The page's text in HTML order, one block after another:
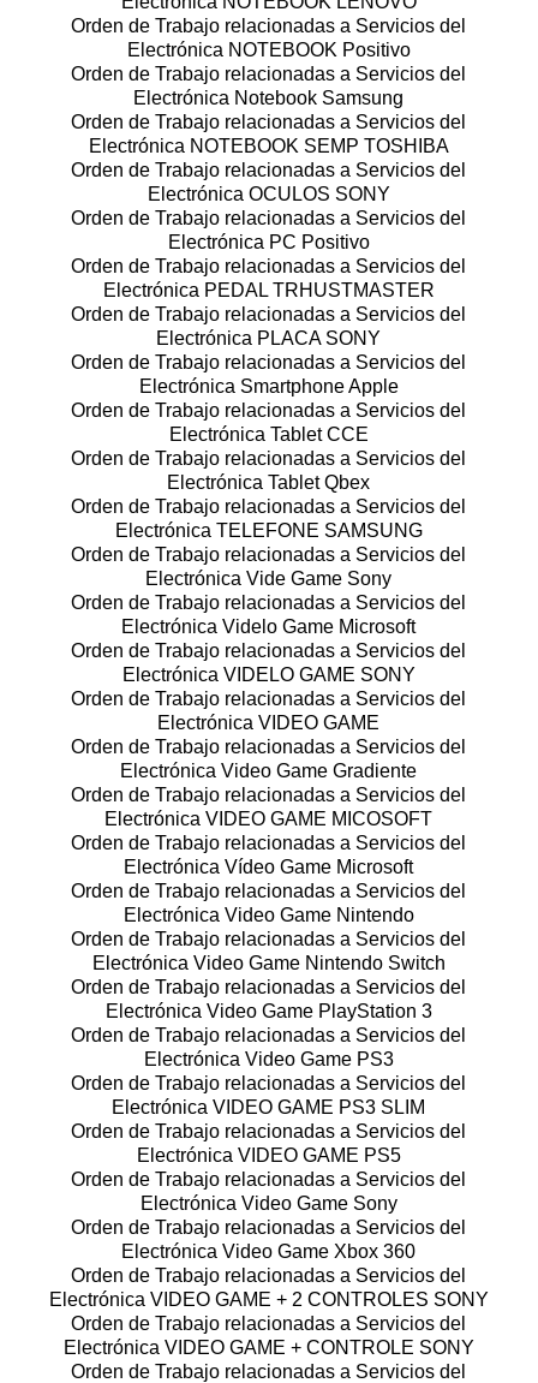
Orden de Trabajo relacionadas a Servicios del
Electrónica NOTEBOOK Positivo
Orden de Trabajo relacionadas a Servicios del
Electrónica Notebook Samsung
Orden de Trabajo relacionadas a Servicios del
Electrónica NOTEBOOK SEMP TOSHIBA
Orden de Trabajo relacionadas a Servicios del
Electrónica OCULOS SONY
Orden de Trabajo relacionadas a Servicios del
Electrónica PC Positivo
Orden de Trabajo relacionadas a Servicios del
Electrónica PEDAL TRHUSTMASTER
Orden de Trabajo relacionadas a Servicios del
Electrónica PLACA SONY
Orden de Trabajo relacionadas a Servicios del
Electrónica Smartphone Apple
Orden de Trabajo relacionadas a Servicios del
Electrónica Tablet CCE
Orden de Trabajo relacionadas a Servicios del
Electrónica Tablet Qbex
Orden de Trabajo relacionadas a Servicios del
Electrónica TELEFONE SAMSUNG
Orden de Trabajo relacionadas a Servicios del
Electrónica Vide Game Sony
Orden de Trabajo relacionadas a Servicios del
Electrónica Videlo Game Microsoft
Orden de Trabajo relacionadas a Servicios del
Electrónica VIDELO GAME SONY
Orden de Trabajo relacionadas a Servicios del
Electrónica VIDEO GAME
Orden de Trabajo relacionadas a Servicios del
Electrónica Video Game Gradiente
Orden de Trabajo relacionadas a Servicios del
Electrónica VIDEO GAME MICOSOFT
Orden de Trabajo relacionadas a Servicios del
Electrónica Vídeo Game Microsoft
Orden de Trabajo relacionadas a Servicios del
Electrónica Video Game Nintendo
Orden de Trabajo relacionadas a Servicios del
Electrónica Video Game Nintendo Switch
Orden de Trabajo relacionadas a Servicios del
Electrónica Video Game PlayStation 3
Orden de Trabajo relacionadas a Servicios del
Electrónica Video Game PS3
Orden de Trabajo relacionadas a Servicios del
Electrónica VIDEO GAME PS3 SLIM
Orden de Trabajo relacionadas a Servicios del
Electrónica VIDEO GAME PS5
Orden de Trabajo relacionadas a Servicios del
Electrónica Video Game Sony
Orden de Trabajo relacionadas a Servicios del
Electrónica Video Game Xbox 360
Orden de Trabajo relacionadas a Servicios del
Electrónica VIDEO GAME + 2 CONTROLES SONY
Orden de Trabajo relacionadas a Servicios del
Electrónica VIDEO GAME + CONTROLE SONY
Orden de Trabajo relacionadas a Servicios del